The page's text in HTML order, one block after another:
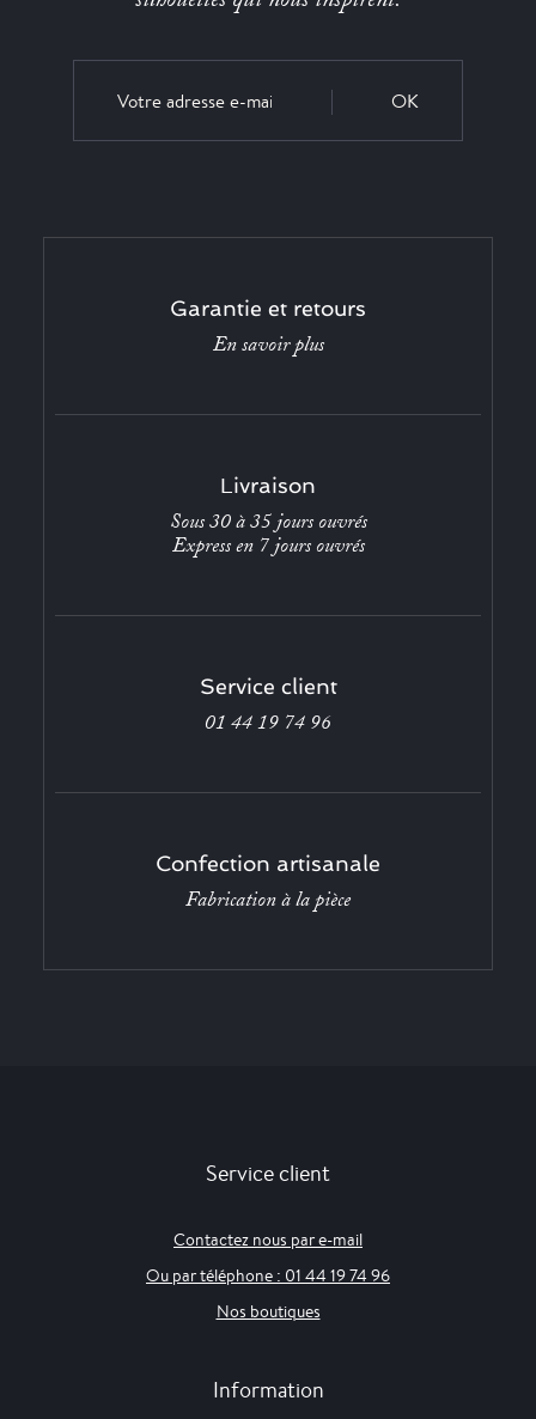
OK
Garantie et retours
En savoir plus
Livraison
Sous 30 à 35 jours ouvrés
Express en 7 jours ouvrés
Service client
01 44 19 74 96
Confection artisanale
Fabrication à la pièce
Service client
Contactez nous par e-mail
Ou par téléphone : 01 44 19 74 96
Nos boutiques
Information